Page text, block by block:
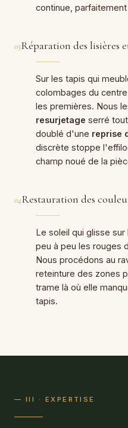
continue,
03Réparation des lisières
Sur les tapis qui
colombages du
les premières. Nous
resurjetage serré
doublé d'une reprise
discrète stoppe
champ noué de la
04Restauration des
Le soleil qui glisse
peu à peu les rouges
Nous procédons au
reteinture des zones
trame là où elle
tapis.
— III · EXPERTISE